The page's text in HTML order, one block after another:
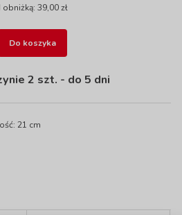
39,00 zł
Do koszyka
2 szt. - do 5 dni
21 cm